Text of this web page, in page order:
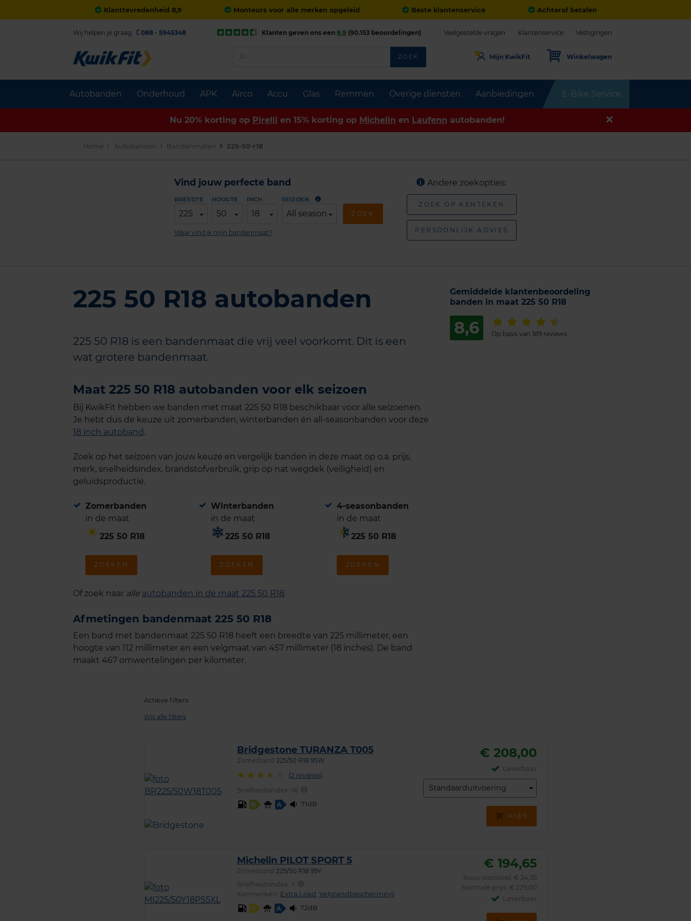
Klanttevredenheid 8,9 Monteurs voor alle merken opgeleid Beste klantenservice Achteraf betalen
Autobanden Onderhoud APK Airco Accu Glas Remmen Overige diensten Aanbiedingen E-Bike Service
Wij helpen je graag. 088 - 5945348 Klanten geven ons een 8,9 (90.153 beoordelingen) Veelgestelde vragen Klantenservice Vestigingen
ZOEK Mijn KwikFit Winkelwagen
Nu 20% korting op Pirelli en 15% korting op Michelin en Laufenn autobanden!
Home Autobanden Bandenmaten 225-50-r18
Vind jouw perfecte band
BREEDTE
225
HOOGTE
50
INCH
18
SEIZOEN
All season ZOEK
Waar vind ik mijn bandenmaat?
Andere zoekopties:
ZOEK OP KENTEKEN
PERSOONLIJK ADVIES
225 50 R18 autobanden
225 50 R18 is een bandenmaat die vrij veel voorkomt. Dit is een
wat grotere bandenmaat.
Maat 225 50 R18 autobanden voor elk seizoen
Bij KwikFit hebben we banden met maat 225 50 R18 beschikbaar voor alle seizoenen.
Je hebt dus de keuze uit zomerbanden, winterbanden én all-seasonbanden voor deze
18 inch autoband .
Zoek op het seizoen van jouw keuze en vergelijk banden in deze maat op o.a. prijs,
merk, snelheidsindex, brandstofverbruik, grip op nat wegdek (veiligheid) en
geluidsproductie.
Zomerbanden
in de maat
225 50 R18
ZOEKEN
Winterbanden
in de maat
225 50 R18
ZOEKEN
4-seasonbanden
in de maat
225 50 R18
ZOEKEN
Of zoek naar alle autobanden in de maat 225 50 R18.
Afmetingen bandenmaat 225 50 R18
Een band met bandenmaat 225 50 R18 heeft een breedte van 225 millimeter, een
hoogte van 112 millimeter en een velgmaat van 457 millimeter (18 inches). De band
maakt 467 omwentelingen per kilometer.
Gemiddelde klantenbeoordeling
banden in maat 225 50 R18
8,6 Op basis van 189 reviews
Actieve filters:
Wis alle filters
Bridgestone TURANZA T005
Zomerband 225/50 R18 95W
(2 reviews)
Snelheidsindex: W
B
A 71dB
€ 208,00
Leverbaar
Standaarduitvoering
KIES
Michelin PILOT SPORT 5
Zomerband 225/50 R18 99Y
Snelheidsindex: Y
Kenmerken: Extra Load Velgrandbescherming
C
A 72dB
€ 194,65
Jouw voordeel: € 34,35
Normale prijs: € 229,00
Leverbaar